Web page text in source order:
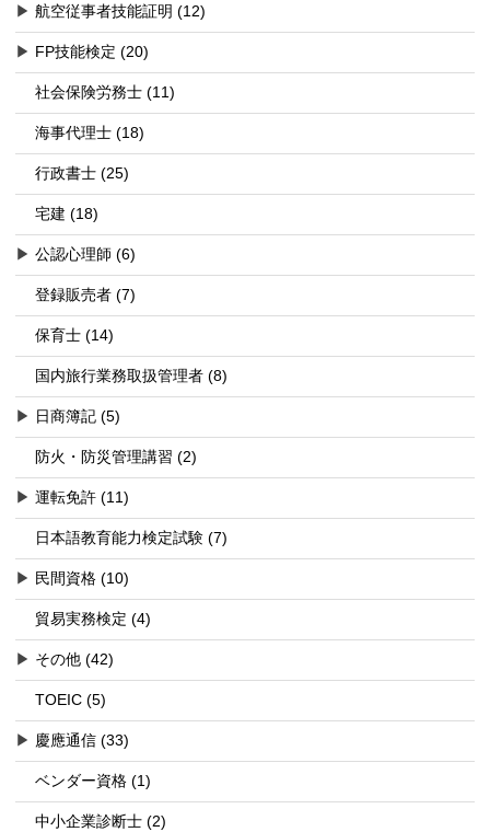
▶ 航空従事者技能証明 (12)
▶ FP技能検定 (20)
社会保険労務士 (11)
海事代理士 (18)
行政書士 (25)
宅建 (18)
▶ 公認心理師 (6)
登録販売者 (7)
保育士 (14)
国内旅行業務取扱管理者 (8)
▶ 日商簿記 (5)
防火・防災管理講習 (2)
▶ 運転免許 (11)
日本語教育能力検定試験 (7)
▶ 民間資格 (10)
貿易実務検定 (4)
▶ その他 (42)
TOEIC (5)
▶ 慶應通信 (33)
ベンダー資格 (1)
中小企業診断士 (2)